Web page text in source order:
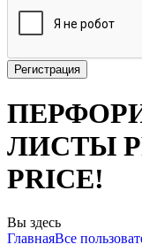
ЛИСТЫ
PRICE!
Вы здесь
ГлавнаяВсе